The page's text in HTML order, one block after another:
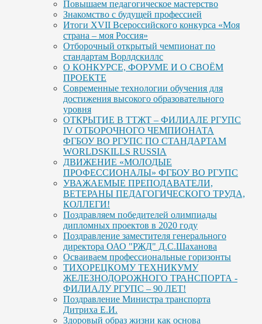
Повышаем педагогическое мастерство
Знакомство с будущей профессией
Итоги XVII Всероссийского конкурса «Моя
страна – моя Россия»
Отборочный открытый чемпионат по
стандартам Ворлдскиллс
О КОНКУРСЕ, ФОРУМЕ И О СВОЁМ
ПРОЕКТЕ
Современные технологии обучения для
достижения высокого образовательного
уровня
ОТКРЫТИЕ В ТТЖТ – ФИЛИАЛЕ РГУПС
IV ОТБОРОЧНОГО ЧЕМПИОНАТА
ФГБОУ ВО РГУПС ПО СТАНДАРТАМ
WORLDSKILLS RUSSIA
ДВИЖЕНИЕ «МОЛОДЫЕ
ПРОФЕССИОНАЛЫ» ФГБОУ ВО РГУПС
УВАЖАЕМЫЕ ПРЕПОДАВАТЕЛИ,
ВЕТЕРАНЫ ПЕДАГОГИЧЕСКОГО ТРУДА,
КОЛЛЕГИ!
Поздравляем победителей олимпиады
дипломных проектов в 2020 году
Поздравление заместителя генерального
директора ОАО "РЖД" Д.С.Шаханова
Осваиваем профессиональные горизонты
ТИХОРЕЦКОМУ ТЕХНИКУМУ
ЖЕЛЕЗНОДОРОЖНОГО ТРАНСПОРТА -
ФИЛИАЛУ РГУПС – 90 ЛЕТ!
Поздравление Министра транспорта
Дитриха Е.И.
Здоровый образ жизни как основа